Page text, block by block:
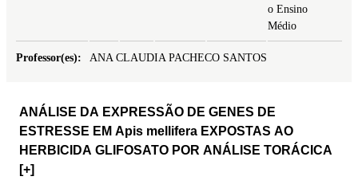
o Ensino
Médio
Professor(es): ANA CLAUDIA PACHECO SANTOS
ANÁLISE DA EXPRESSÃO DE GENES DE
ESTRESSE EM Apis mellifera EXPOSTAS AO
HERBICIDA GLIFOSATO POR ANÁLISE TORÁCICA
[+]